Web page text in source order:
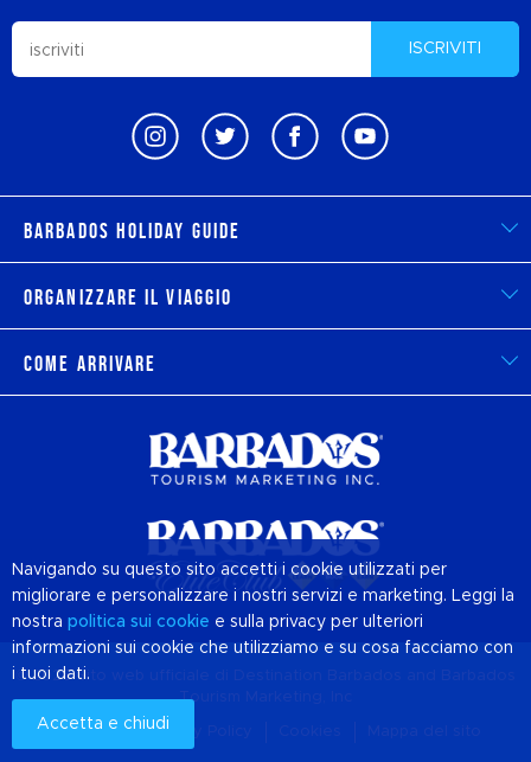
ISCRIVITI
Barbados Holiday Guide
Organizzare il viaggio
Come arrivare
© 2026 Sito web ufficiale di Destination
Tourism Marketing, Inc
Chi siamo Privacy Policy
Navigando su questo sito accetti i cookie utilizzati per
migliorare e personalizzare i nostri servizi e marketing. Leggi la
nostra politica sui cookie e sulla privacy per ulteriori
informazioni sui cookie che utilizziamo e su cosa facciamo con
i tuoi dati.
Accetta e chiudi